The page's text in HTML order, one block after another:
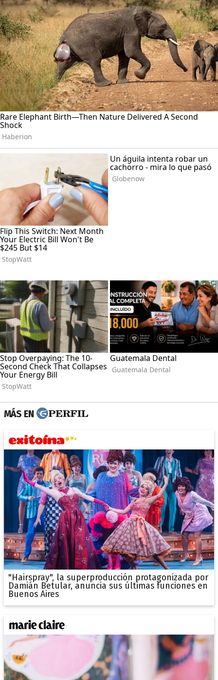
MÁS EN
"Hairspray", la superproducción protagonizada por
Damián Betular, anuncia sus últimas funciones en
Buenos Aires